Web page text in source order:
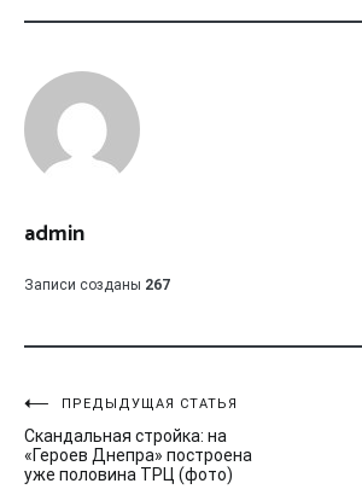
admin
Записи созданы 267
Навигация
по
ПРЕДЫДУЩАЯ СТАТЬЯ
Скандальная стройка: на
«Героев Днепра» построена
уже половина ТРЦ (фото)